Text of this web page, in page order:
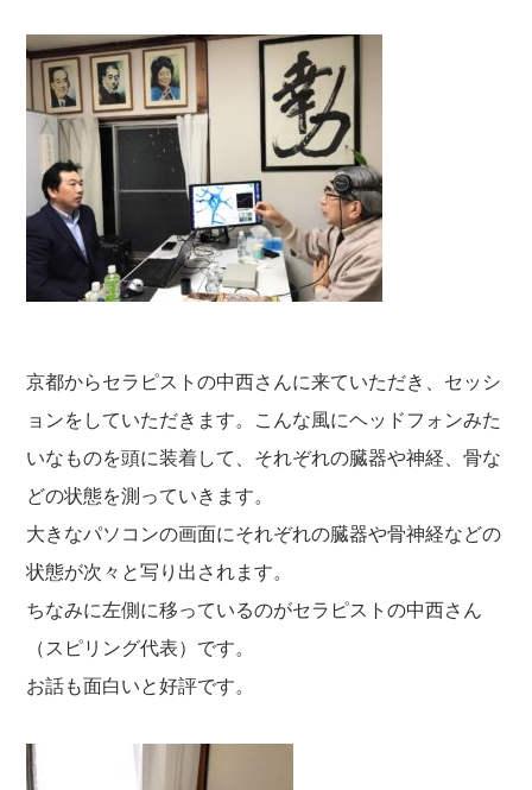
京都からセラピストの中西さんに来ていただき、セッシ
ョンをしていただきます。こんな風にヘッドフォンみた
いなものを頭に装着して、それぞれの臓器や神経、骨な
どの状態を測っていきます。
大きなパソコンの画面にそれぞれの臓器や骨神経などの
状態が次々と写り出されます。
ちなみに左側に移っているのがセラピストの中西さん
（スピリング代表）です。
お話も面白いと好評です。